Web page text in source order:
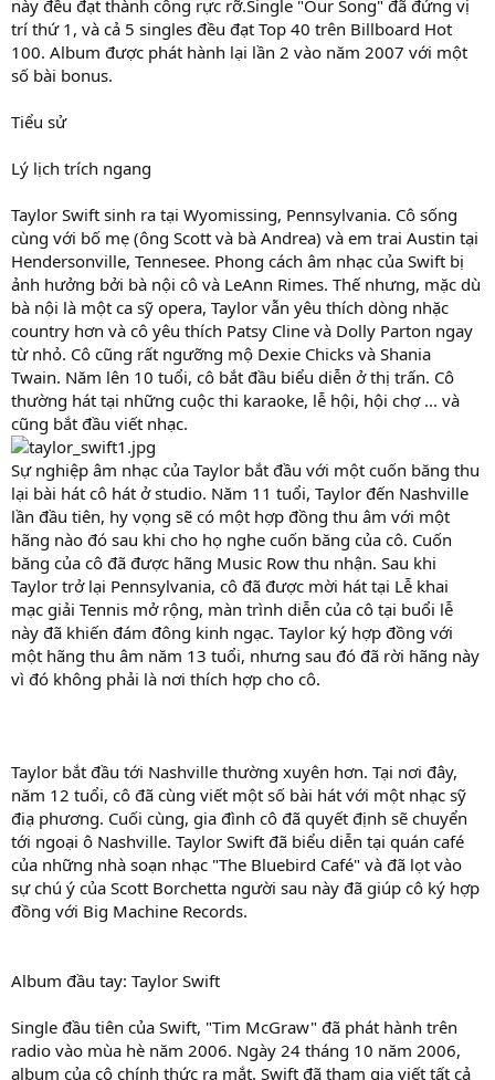
này đều đạt thành công rực rỡ.Single "Our Song" đã đứng vị
trí thứ 1, và cả 5 singles đều đạt Top 40 trên Billboard Hot
100. Album được phát hành lại lần 2 vào năm 2007 với một
số bài bonus.
Tiểu sử
Lý lịch trích ngang
Taylor Swift sinh ra tại Wyomissing, Pennsylvania. Cô sống
cùng với bố mẹ (ông Scott và bà Andrea) và em trai Austin tại
Hendersonville, Tennesee. Phong cách âm nhạc của Swift bị
ảnh hưởng bởi bà nội cô và LeAnn Rimes. Thế nhưng, mặc dù
bà nội là một ca sỹ opera, Taylor vẫn yêu thích dòng nhặc
country hơn và cô yêu thích Patsy Cline và Dolly Parton ngay
từ nhỏ. Cô cũng rất ngưỡng mộ Dexie Chicks và Shania
Twain. Năm lên 10 tuổi, cô bắt đầu biểu diễn ở thị trấn. Cô
thường hát tại những cuộc thi karaoke, lễ hội, hội chợ ... và
cũng bắt đầu viết nhạc.
Sự nghiệp âm nhạc của Taylor bắt đầu với một cuốn băng thu
lại bài hát cô hát ở studio. Năm 11 tuổi, Taylor đến Nashville
lần đầu tiên, hy vọng sẽ có một hợp đồng thu âm với một
hãng nào đó sau khi cho họ nghe cuốn băng của cô. Cuốn
băng của cô đã được hãng Music Row thu nhận. Sau khi
Taylor trở lại Pennsylvania, cô đã được mời hát tại Lễ khai
mạc giải Tennis mở rộng, màn trình diễn của cô tại buổi lễ
này đã khiến đám đông kinh ngạc. Taylor ký hợp đồng với
một hãng thu âm năm 13 tuổi, nhưng sau đó đã rời hãng này
vì đó không phải là nơi thích hợp cho cô.
Taylor bắt đầu tới Nashville thường xuyên hơn. Tại nơi đây,
năm 12 tuổi, cô đã cùng viết một số bài hát với một nhạc sỹ
điạ phương. Cuối cùng, gia đình cô đã quyết định sẽ chuyển
tới ngoại ô Nashville. Taylor Swift đã biểu diễn tại quán café
của những nhà soạn nhạc "The Bluebird Café" và đã lọt vào
sự chú ý của Scott Borchetta người sau này đã giúp cô ký hợp
đồng với Big Machine Records.
Album đầu tay: Taylor Swift
Single đầu tiên của Swift, "Tim McGraw" đã phát hành trên
radio vào mùa hè năm 2006. Ngày 24 tháng 10 năm 2006,
album của cô chính thức ra mắt. Swift đã tham gia viết tất cả